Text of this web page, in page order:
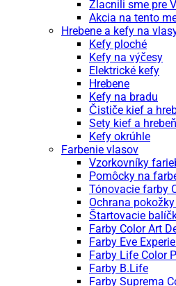
Zlacnili sme pre
Akcia na tento
Hrebene a kefy na
Kefy ploché
Kefy na výčesy
Elektrické kefy
Hrebene
Kefy na bradu
Čističe kief a
Sety kief a
Kefy okrúhle
Farbenie vlasov
Vzorkovníky
Pomôcky na
Tónovacie farby
Ochrana
Štartovacie
Farby Color Art
Farby Eve
Farby Life Color
Farby B.Life
Farby Suprema